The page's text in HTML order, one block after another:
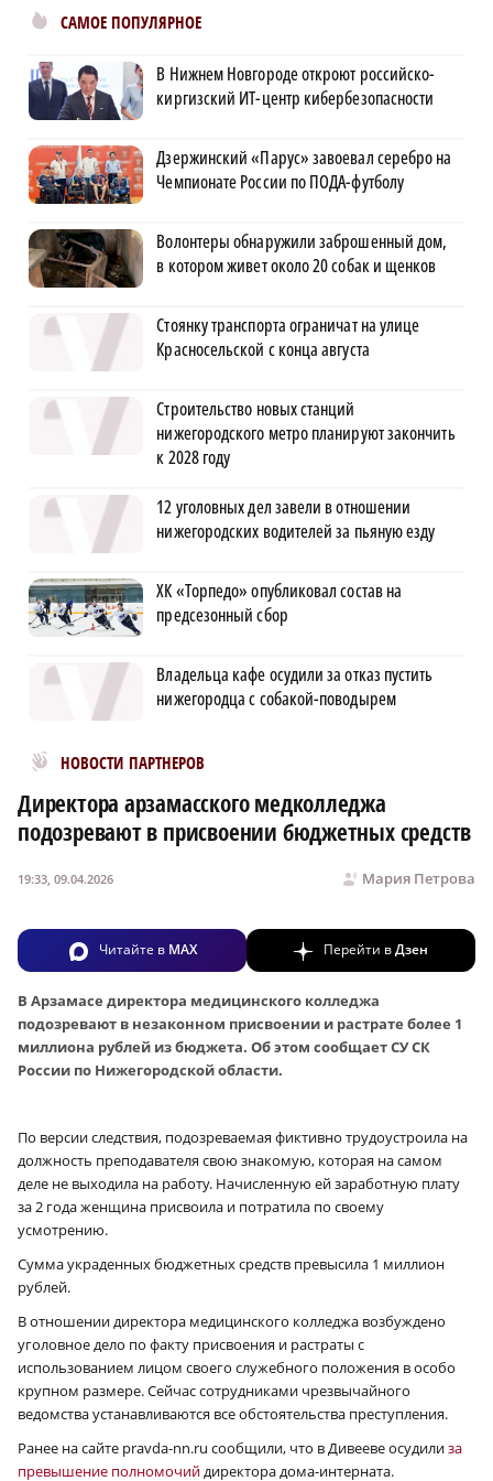
САМОЕ ПОПУЛЯРНОЕ
В Нижнем Новгороде откроют российско-
киргизский ИТ-центр кибербезопасности
Дзержинский «Парус» завоевал серебро на
Чемпионате России по ПОДА-футболу
Волонтеры обнаружили заброшенный дом,
в котором живет около 20 собак и щенков
Стоянку транспорта ограничат на улице
Красносельской с конца августа
Строительство новых станций
нижегородского метро планируют закончить
к 2028 году
12 уголовных дел завели в отношении
нижегородских водителей за пьяную езду
ХК «Торпедо» опубликовал состав на
предсезонный сбор
Владельца кафе осудили за отказ пустить
нижегородца с собакой-поводырем
НОВОСТИ ПАРТНЕРОВ
Новости МирТесен
Директора арзамасского медколледжа
подозревают в присвоении бюджетных средств
Мария Петрова
19:33, 09.04.2026
Читайте в MAX Перейти вДзен
В Арзамасе директора медицинского колледжа
подозревают в незаконном присвоении и растрате более 1
миллиона рублей из бюджета. Об этом сообщает СУ СК
России по Нижегородской области.
По версии следствия, подозреваемая фиктивно трудоустроила на
должность преподавателя свою знакомую, которая на самом
деле не выходила на работу. Начисленную ей заработную плату
за 2 года женщина присвоила и потратила по своему
усмотрению.
Сумма украденных бюджетных средств превысила 1 миллион
рублей.
В отношении директора медицинского колледжа возбуждено
уголовное дело по факту присвоения и растраты с
использованием лицом своего служебного положения в особо
крупном размере. Сейчас сотрудниками чрезвычайного
ведомства устанавливаются все обстоятельства преступления.
Ранее на сайте pravda-nn.ru сообщили, что в Дивееве осудилиза
превышение полномочийдиректора дома-интерната.